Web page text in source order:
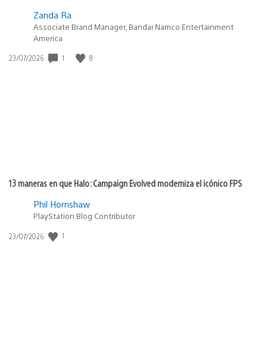
Zanda Ra
Associate Brand Manager, Bandai Namco Entertainment
America
Fecha
23/07/2026 1 8
13 maneras en que Halo: Campaign Evolved moderniza el icónico FPS
Phil Hornshaw
PlayStation Blog Contributor
Fecha
23/07/2026 1